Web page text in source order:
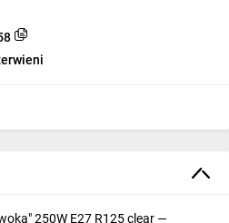
250W E27 R125 clear —